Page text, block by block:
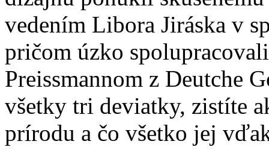
vedením Libora Jiráska v
pričom úzko
Preissmannom z Deutche
všetky tri deviatky, zistíte
prírodu a čo všetko jej